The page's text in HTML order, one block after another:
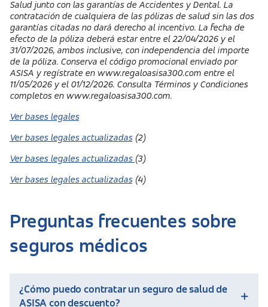
Salud junto con las garantías de Accidentes y Dental. La
contratación de cualquiera de las pólizas de salud sin las dos
garantías citadas no dará derecho al incentivo. La fecha de
efecto de la póliza deberá estar entre el 22/04/2026 y el
31/07/2026, ambos inclusive, con independencia del importe
de la póliza. Conserva el código promocional enviado por
ASISA y regístrate en www.regaloasisa300.com entre el
11/05/2026 y el 01/12/2026. Consulta Términos y Condiciones
completos en www.regaloasisa300.com.
Ver bases legales
Ver bases legales actualizadas(2)
Ver bases legales actualizadas (3)
Ver bases legales actualizadas(4)
Preguntas frecuentes sobre
seguros médicos
¿Cómo puedo contratar un seguro de salud de
ASISA con descuento?